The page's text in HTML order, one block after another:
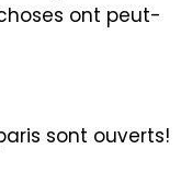
ont peut-
sont ouverts!